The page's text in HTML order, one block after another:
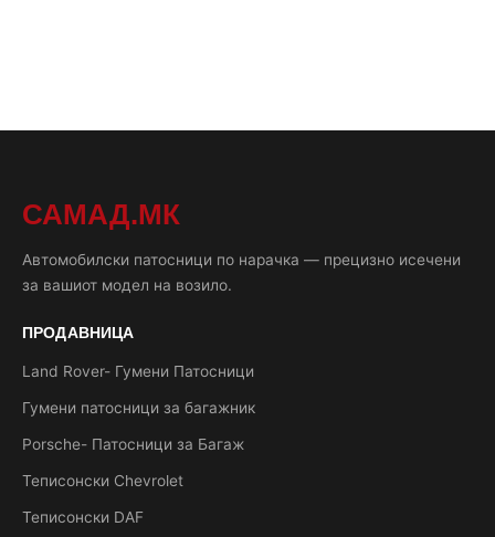
САМАД.МК
Автомобилски патосници по нарачка — прецизно исечени
за вашиот модел на возило.
ПРОДАВНИЦА
Land Rover- Гумени Патосници
Гумени патосници за багажник
Porsche- Патосници за Багаж
Теписонски Chevrolet
Теписонски DAF